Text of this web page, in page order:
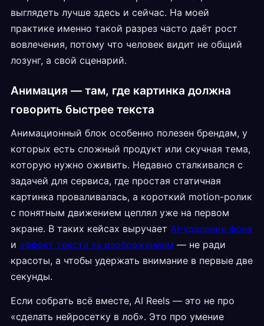
выглядеть лучше здесь и сейчас. На моей
практике именно такой разрез часто даёт рост
вовлечения, потому что человек видит не общий
лозунг, а свой сценарий.
Анимация — там, где картинка должна
говорить быстрее текста
Анимационный блок особенно полезен брендам, у
которых есть сложный продукт или скучная тема,
которую нужно оживить. Недавно сталкивался с
задачей для сервиса, где простая статичная
картинка проваливалась, а короткий motion-ролик
с понятным движением цеплял уже на первом
экране. В таких кейсах выручает AI-удаление фона
и эффект текста за изображением — не ради
красоты, а чтобы удержать внимание в первые две
секунды.
Если собрать всё вместе, AI Reels — это не про
«сделать нейросетку в лоб». Это про умение